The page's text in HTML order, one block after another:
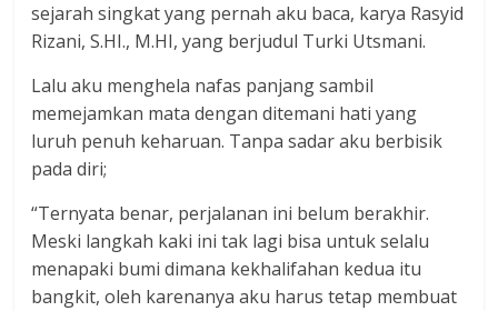
sejarah singkat yang pernah aku baca, karya Rasyid
Rizani, S.HI., M.HI, yang berjudul Turki Utsmani.
Lalu aku menghela nafas panjang sambil
memejamkan mata dengan ditemani hati yang
luruh penuh keharuan. Tanpa sadar aku berbisik
pada diri;
“Ternyata benar, perjalanan ini belum berakhir.
Meski langkah kaki ini tak lagi bisa untuk selalu
menapaki bumi dimana kekhalifahan kedua itu
bangkit, oleh karenanya aku harus tetap membuat